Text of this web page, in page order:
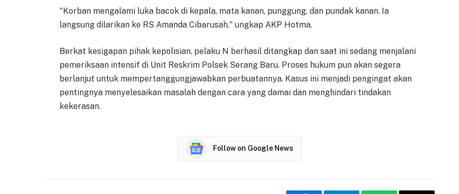
"Korban mengalami luka bacok di kepala, mata kanan, punggung, dan pundak kanan. Ia
langsung dilarikan ke RS Amanda Cibarusah," ungkap AKP Hotma.
Berkat kesigapan pihak kepolisian, pelaku N berhasil ditangkap dan saat ini sedang menjalani
pemeriksaan intensif di Unit Reskrim Polsek Serang Baru. Proses hukum pun akan segera
berlanjut untuk mempertanggungjawabkan perbuatannya. Kasus ini menjadi pengingat akan
pentingnya menyelesaikan masalah dengan cara yang damai dan menghindari tindakan
kekerasan.
Follow on Google News